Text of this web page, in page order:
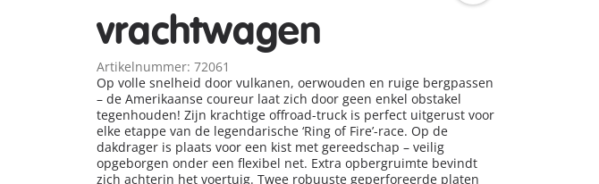
vrachtwagen
Artikelnummer: 72061
Op volle snelheid door vulkanen, oerwouden en ruige bergpassen
– de Amerikaanse coureur laat zich door geen enkel obstakel
tegenhouden! Zijn krachtige offroad-truck is perfect uitgerust voor
elke etappe van de legendarische ‘Ring of Fire’-race. Op de
dakdrager is plaats voor een kist met gereedschap – veilig
opgeborgen onder een flexibel net. Extra opbergruimte bevindt
zich achterin het voertuig. Twee robuuste geperforeerde platen